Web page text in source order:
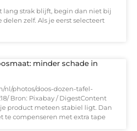
lang strak blijft, begin dan niet bij
zelf. Als je eerst selecteert
minder schade in
nl/photos/doos-dozen-tafel-
Bron: Pixabay / DigestContent
je product meteen stabiel ligt. Dan
te compenseren met extra tape